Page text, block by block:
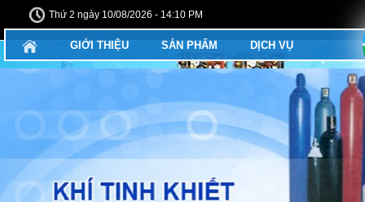
Thứ 2 ngày 10/08/2026 - 14:10 PM
GIỚI THIỆU SẢN PHẨM DỊCH VỤ